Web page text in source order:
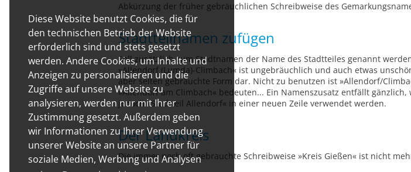
Diese Website benutzt Cookies, die für
den technischen Betrieb der Website
erforderlich sind und stets gesetzt
werden. Andere Cookies, um Inhalte und
Anzeigen zu personalisieren und die
Zugriffe auf unsere Website zu
analysieren, werden nur mit Ihrer
Zustimmung gesetzt. Außerdem geben
wir Informationen zu Ihrer Verwendung
unserer Website an unsere Partner für
soziale Medien, Werbung und Analysen
Abkürzung der früher gebräuchlichen Schreibweise des
Stadtteilnamen zufügen
Soll zusätzlich zum Stadtnamen der Name des Stadtteiles genannt
»Allendorf (Lumda)-Climbach« ist ungebräuchlich und auch etwas
aber selten gebrauchte Form dar. Nicht zu benutzen ist »Allendorf/
»Allendorf am Climbach« bedeuten... Ein Namenszusatz entfällt
jedoch »Stadtteil Allendorf« in einer neuen Zeile verwendet werden.
Der Landkreis
Die immer noch oft gebrauchte Schreibweise »Kreis Gießen« ist nicht